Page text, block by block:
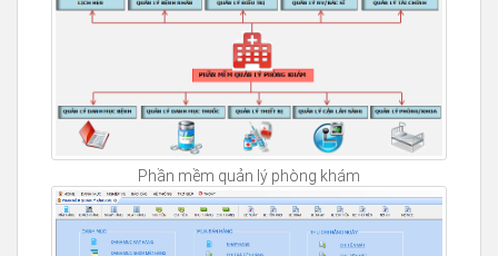
Phần mềm quản lý phòng khám